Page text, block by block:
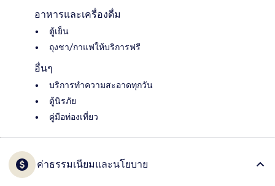
อาหารและเครื่องดื่ม
ตู้เย็น
ถุงชา/กาแฟให้บริการฟรี
อื่นๆ
บริการทำความสะอาดทุกวัน
ตู้นิรภัย
คู่มือท่องเที่ยว
ค่าธรรมเนียมและนโยบาย